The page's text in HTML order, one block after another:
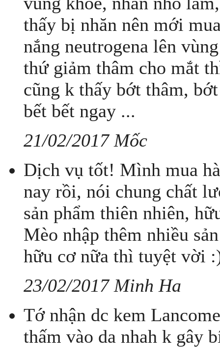
thấy bị nhăn nên mới
nắng neutrogena lên
thứ giảm thâm cho mắt
cũng k thấy bớt thâm,
bết bết ngay ...
21/02/2017 Mốc
Dịch vụ tốt! Mình mua
nay rồi, nói chung chất
sản phẩm thiên nhiên,
Mèo nhập thêm nhiều
hữu cơ nữa thì tuyệt vời
23/02/2017 Minh Ha
Tớ nhận dc kem
thấm vào da nhah k gây